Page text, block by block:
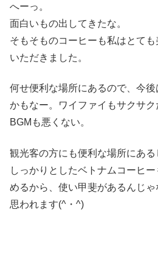
へーっ。
面白いもの出してきたな。
そもそものコーヒーも私はとても
いただきました。
何せ便利な場所にあるので、今後
かもなー。ワイファイもサクサク
BGMも悪くない。
観光客の方にも便利な場所にある
しっかりとしたベトナムコーヒー
めるから、使い甲斐があるんじゃ
思われます(^・^)